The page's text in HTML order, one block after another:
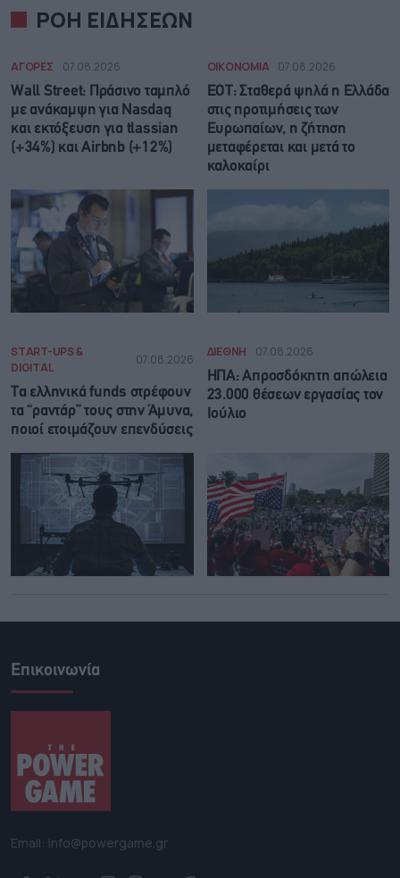
ΡΟΗ ΕΙΔΗΣΕΩΝ
ΑΓΟΡΕΣ 07.08.2026
Wall Street: Πράσινο ταμπλό
με ανάκαμψη για Nasdaq
και εκτόξευση για tlassian
(+34%) και Airbnb (+12%)
ΟΙΚΟΝΟΜΙΑ 07.08.2026
ΕΟΤ: Σταθερά ψηλά η Ελλάδα
στις προτιμήσεις των
Ευρωπαίων, η ζήτηση
μεταφέρεται και μετά το
καλοκαίρι
START-UPS &
DIGITAL
07.08.2026
Τα ελληνικά funds στρέφουν
τα “ραντάρ” τους στην Άμυνα,
ποιοί ετοιμάζουν επενδύσεις
ΔΙΕΘΝΗ 07.08.2026
ΗΠΑ: Απροσδόκητη απώλεια
23.000 θέσεων εργασίας τον
Ιούλιο
Επικοινωνία
Email: info@powergame.gr